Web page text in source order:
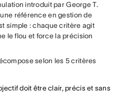
introduit par George T.
référence en gestion de
simple : chaque critère agit
le flou et force la précision
selon les 5 critères
doit être clair, précis et sans